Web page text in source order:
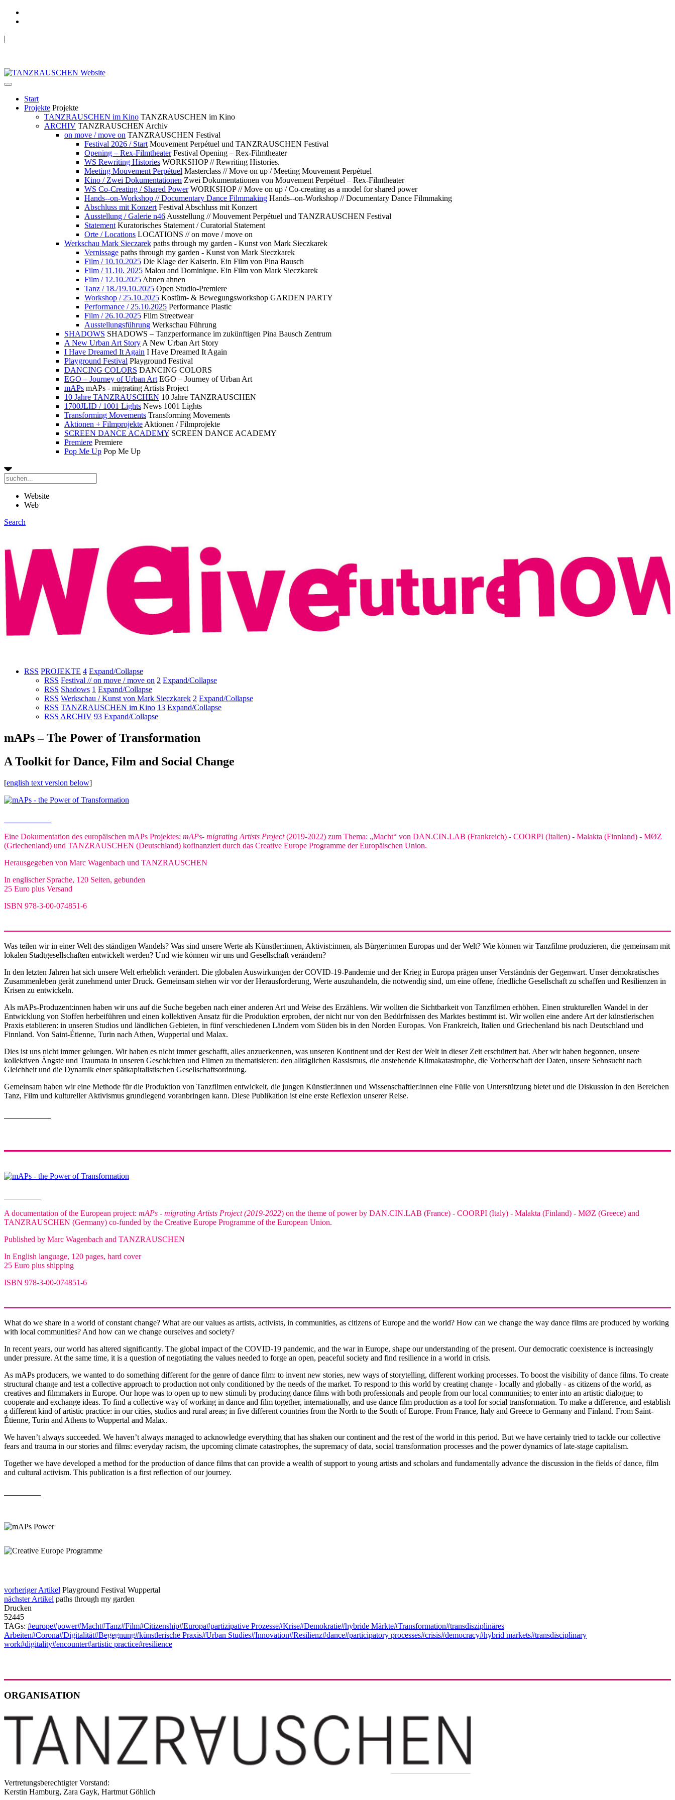
|
Start
Projekte Projekte
TANZRAUSCHEN im Kino TANZRAUSCHEN im Kino
ARCHIV TANZRAUSCHEN Archiv
on move / move on TANZRAUSCHEN Festival
Festival 2026 / Start Mouvement Perpétuel und TANZRAUSCHEN Festival
Opening – Rex-Filmtheater Festival Opening – Rex-Filmtheater
WS Rewriting Histories WORKSHOP // Rewriting Histories.
Meeting Mouvement Perpétuel Masterclass // Move on up / Meeting Mouvement Perpétuel
Kino / Zwei Dokumentationen Zwei Dokumentationen von Mouvement Perpétuel – Rex-Filmtheater
WS Co-Creating / Shared Power WORKSHOP // Move on up / Co-creating as a model for shared power
Hands--on-Workshop // Documentary Dance Filmmaking Hands--on-Workshop // Documentary Dance Filmmaking
Abschluss mit Konzert Festival Abschluss mit Konzert
Ausstellung / Galerie n46 Ausstellung // Mouvement Perpétuel und TANZRAUSCHEN Festival
Statement Kuratorisches Statement / Curatorial Statement
Orte / Locations LOCATIONS // on move / move on
Werkschau Mark Sieczarek paths through my garden - Kunst von Mark Sieczkarek
Vernissage paths through my garden - Kunst von Mark Sieczkarek
Film / 10.10.2025 Die Klage der Kaiserin. Ein Film von Pina Bausch
Film / 11.10. 2025 Malou and Dominique. Ein Film von Mark Sieczkarek
Film / 12.10.2025 Ahnen ahnen
Tanz / 18./19.10.2025 Open Studio-Premiere
Workshop / 25.10.2025 Kostüm- & Bewegungsworkshop GARDEN PARTY
Performance / 25.10.2025 Performance Plastic
Film / 26.10.2025 Film Streetwear
Ausstellungsführung Werkschau Führung
SHADOWS SHADOWS – Tanzperformance im zukünftigen Pina Bausch Zentrum
A New Urban Art Story A New Urban Art Story
I Have Dreamed It Again I Have Dreamed It Again
Playground Festival Playground Festival
DANCING COLORS DANCING COLORS
EGO – Journey of Urban Art EGO – Journey of Urban Art
mAPs mAPs - migrating Artists Project
10 Jahre TANZRAUSCHEN 10 Jahre TANZRAUSCHEN
1700JLID / 1001 Lights News 1001 Lights
Transforming Movements Transforming Movements
Aktionen + Filmprojekte Aktionen / Filmprojekte
SCREEN DANCE ACADEMY SCREEN DANCE ACADEMY
Premiere Premiere
Pop Me Up Pop Me Up
Website
Web
Search
RSS PROJEKTE 4 Expand/Collapse
RSS Festival // on move / move on 2 Expand/Collapse
RSS Shadows 1 Expand/Collapse
RSS Werkschau / Kunst von Mark Sieczkarek 2 Expand/Collapse
RSS TANZRAUSCHEN im Kino 13 Expand/Collapse
RSS ARCHIV 93 Expand/Collapse
mAPs – The Power of Transformation
A Toolkit for Dance, Film and Social Change
[english text version below]
Eine Dokumentation des europäischen mAPs Projektes: mAPs- migrating Artists Project(2019-2022) zum Thema: „Macht“ von DAN.CIN.LAB (Frankreich) - COORPI (Italien) - Malakta (Finnland) - MØZ
(Griechenland) und TANZRAUSCHEN (Deutschland) kofinanziert durch das Creative Europe Programme der Europäischen Union.
Herausgegeben von Marc Wagenbach und TANZRAUSCHEN
In englischer Sprache, 120 Seiten, gebunden
25 Euro plus Versand
ISBN 978-3-00-074851-6
Was teilen wir in einer Welt des ständigen Wandels? Was sind unsere Werte als Künstler:innen, Aktivist:innen, als Bürger:innen Europas und der Welt? Wie können wir Tanzfilme produzieren, die gemeinsam mit
lokalen Stadtgesellschaften entwickelt werden? Und wie können wir uns und Gesellschaft verändern?
In den letzten Jahren hat sich unsere Welt erheblich verändert. Die globalen Auswirkungen der COVID-19-Pandemie und der Krieg in Europa prägen unser Verständnis der Gegenwart. Unser demokratisches
Zusammenleben gerät zunehmend unter Druck. Gemeinsam stehen wir vor der Herausforderung, Werte auszuhandeln, die notwendig sind, um eine offene, friedliche Gesellschaft zu schaffen und Resilienzen in
Krisen zu entwickeln.
Als mAPs-Produzent:innen haben wir uns auf die Suche begeben nach einer anderen Art und Weise des Erzählens. Wir wollten die Sichtbarkeit von Tanzfilmen erhöhen. Einen strukturellen Wandel in der
Entwicklung von Stoffen herbeiführen und einen kollektiven Ansatz für die Produktion erproben, der nicht nur von den Bedürfnissen des Marktes bestimmt ist. Wir wollen eine andere Art der künstlerischen
Praxis etablieren: in unseren Studios und ländlichen Gebieten, in fünf verschiedenen Ländern vom Süden bis in den Norden Europas. Von Frankreich, Italien und Griechenland bis nach Deutschland und
Finnland. Von Saint-Étienne, Turin nach Athen, Wuppertal und Malax.
Dies ist uns nicht immer gelungen. Wir haben es nicht immer geschafft, alles anzuerkennen, was unseren Kontinent und der Rest der Welt in dieser Zeit erschüttert hat. Aber wir haben begonnen, unsere
kollektiven Ängste und Traumata in unseren Geschichten und Filmen zu thematisieren: den alltäglichen Rassismus, die anstehende Klimakatastrophe, die Vorherrschaft der Daten, unsere Sehnsucht nach
Gleichheit und die Dynamik einer spätkapitalistischen Gesellschaftsordnung.
Gemeinsam haben wir eine Methode für die Produktion von Tanzfilmen entwickelt, die jungen Künstler:innen und Wissenschaftler:innen eine Fülle von Unterstützung bietet und die Diskussion in den Bereichen
Tanz, Film und kultureller Aktivismus grundlegend voranbringen kann. Diese Publikation ist eine erste Reflexion unserer Reise.
A documentation of the European project: mAPs - migrating Artists Project (2019-2022) on the theme of power by DAN.CIN.LAB (France) - COORPI (Italy) - Malakta (Finland) - MØZ (Greece) and
TANZRAUSCHEN (Germany) co-funded by the Creative Europe Programme of the European Union.
Published by Marc Wagenbach and TANZRAUSCHEN
In English language, 120 pages, hard cover
25 Euro plus shipping
ISBN 978-3-00-074851-6
What do we share in a world of constant change? What are our values as artists, activists, in communities, as citizens of Europe and the world? How can we change the way dance films are produced by working
with local communities? And how can we change ourselves and society?
In recent years, our world has altered significantly. The global impact of the COVID-19 pandemic, and the war in Europe, shape our understanding of the present. Our democratic coexistence is increasingly
under pressure. At the same time, it is a question of negotiating the values needed to forge an open, peaceful society and find resilience in a world in crisis.
As mAPs producers, we wanted to do something different for the genre of dance film: to invent new stories, new ways of storytelling, different working processes. To boost the visibility of dance films. To create
structural change and test a collective approach to production not only conditioned by the needs of the market. To respond to this world by creating change - locally and globally - as citizens of the world, as
creatives and filmmakers in Europe. Our hope was to open up to new stimuli by producing dance films with both professionals and people from our local communities; to enter into an artistic dialogue; to
cooperate and exchange ideas. To find a collective way of working in dance and film together, internationally, and use dance film production as a tool for social transformation. To make a difference, and establish
a different kind of artistic practice: in our cities, studios and rural areas; in five different countries from the North to the South of Europe. From France, Italy and Greece to Germany and Finland. From Saint-
Étienne, Turin and Athens to Wuppertal and Malax.
We haven’t always succeeded. We haven’t always managed to acknowledge everything that has shaken our continent and the rest of the world in this period. But we have certainly tried to tackle our collective
fears and trauma in our stories and films: everyday racism, the upcoming climate catastrophes, the supremacy of data, social transformation processes and the power dynamics of late-stage capitalism.
Together we have developed a method for the production of dance films that can provide a wealth of support to young artists and scholars and fundamentally advance the discussion in the fields of dance, film
and cultural activism. This publication is a first reflection of our journey.
vorheriger Artikel Playground Festival Wuppertal
nächster Artikel paths through my garden
Drucken
52445
TAGs: #europe#power#Macht#Tanz#Film#Citizenship#Europa#partizipative Prozesse#Krise#Demokratie#hybride Märkte#Transformation#transdisziplinäres
Arbeiten#Corona#Digitalität#Begegnung#künstlerische Praxis#Urban Studies#Innovation#Resilienz#dance#participatory processes#crisis#democracy#hybrid markets#transdisciplinary
work#digitality#encounter#artistic practice#resilience
ORGANISATION
Vertretungsberechtigter Vorstand:
Kerstin Hamburg, Zara Gayk, Hartmut Göhlich